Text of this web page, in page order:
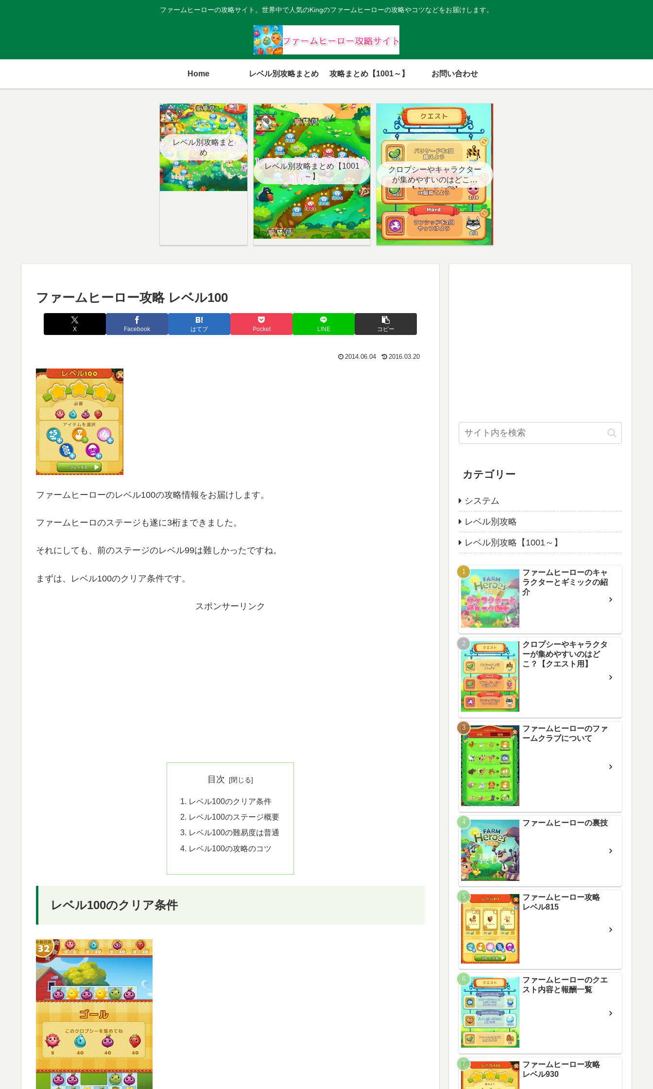
ファームヒーローの攻略サイト。世界中で人気のKingのファームヒーローの攻略やコツなどをお届けします。
Home レベル別攻略まとめ 攻略まとめ【1001～】 お問い合わせ
レベル別攻略まと
め
レベル別攻略まとめ【1001
～】
クロプシーやキャラクター
が集めやすいのはどこ？
【クエスト用】
ファームヒーロー攻略 レベル100
X Facebook はてブ Pocket LINE コピー
2014.06.04 2016.03.20
ファームヒーローのレベル100の攻略情報をお届けします。
ファームヒーロのステージも遂に3桁まできました。
それにしても、前のステージのレベル99は難しかったですね。
まずは、レベル100のクリア条件です。
スポンサーリンク
目次
レベル100のクリア条件
レベル100のステージ概要
レベル100の難易度は普通
レベル100の攻略のコツ
レベル100のクリア条件
カテゴリー
システム
レベル別攻略
レベル別攻略【1001～】
ファームヒーローのキャ
ラクターとギミックの紹
介
クロプシーやキャラクタ
ーが集めやすいのはど
こ？【クエスト用】
ファームヒーローのファ
ームクラブについて
ファームヒーローの裏技
ファームヒーロー攻略
レベル815
ファームヒーローのクエ
スト内容と報酬一覧
ファームヒーロー攻略
レベル930